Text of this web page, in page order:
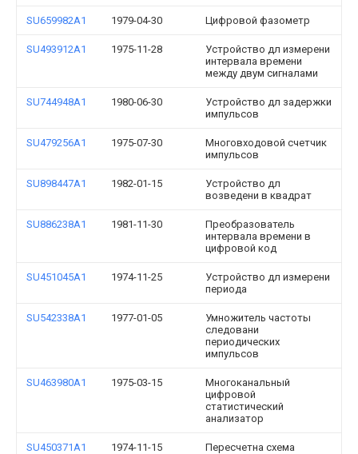
SU659982A1 1979-04-30 Цифровой фазометр
SU493912A1 1975-11-28
Устройство дл измерени
интервала времени
между двум сигналами
SU744948A1 1980-06-30
Устройство дл задержки
импульсов
SU479256A1 1975-07-30
Многовходовой счетчик
импульсов
SU898447A1 1982-01-15
Устройство дл
возведени в квадрат
SU886238A1 1981-11-30
Преобразователь
интервала времени в
цифровой код
SU451045A1 1974-11-25
Устройство дл измерени
периода
SU542338A1 1977-01-05
Умножитель частоты
следовани
периодических
импульсов
SU463980A1 1975-03-15
Многоканальный
цифровой
статистический
анализатор
SU450371A1 1974-11-15 Пересчетна схема